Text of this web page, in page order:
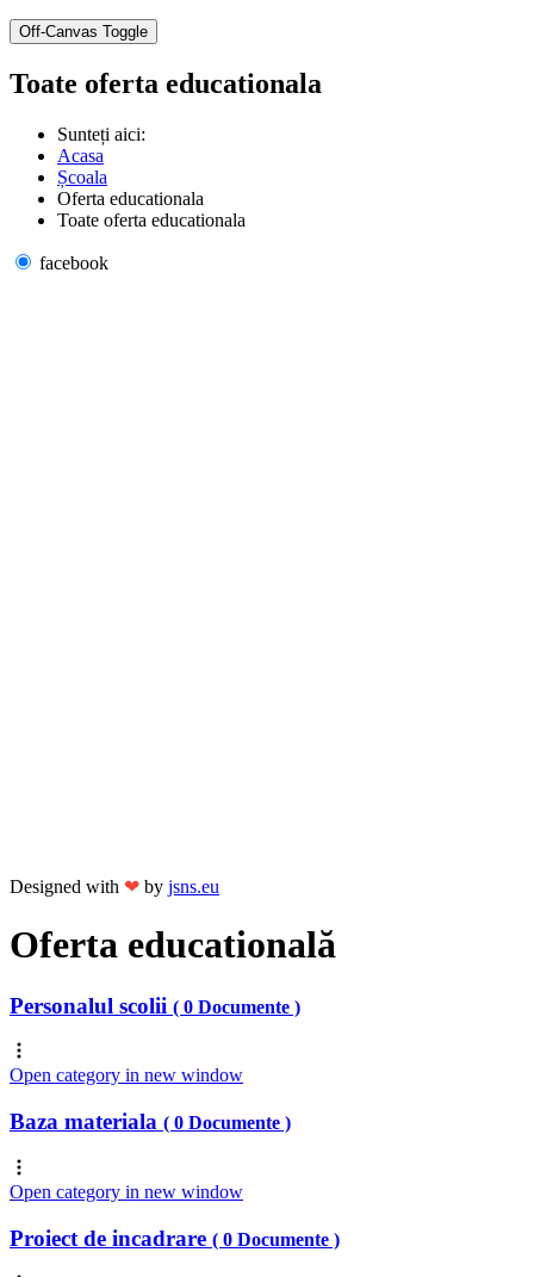
Off-Canvas Toggle
Toate oferta educationala
Sunteți aici:
Acasa
Școala
Oferta educationala
Toate oferta educationala
facebook
Designed with ❤ by jsns.eu
Oferta educatională
Personalul scolii ( 0 Documente )
Open category in new window
Baza materiala ( 0 Documente )
Open category in new window
Proiect de incadrare ( 0 Documente )